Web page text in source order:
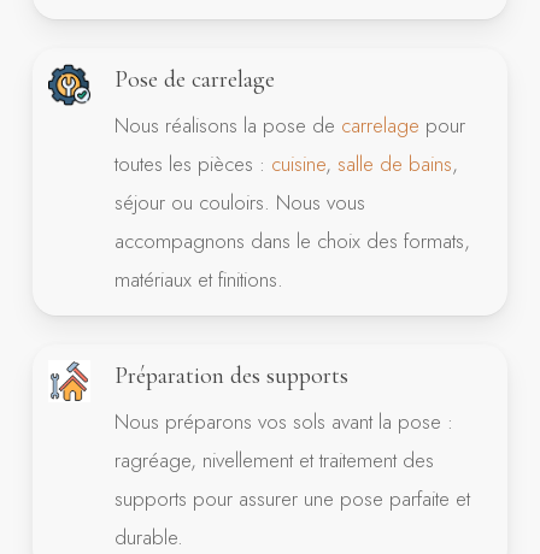
Pose de carrelage
Nous réalisons la pose de carrelage pour
toutes les pièces : cuisine, salle de bains,
séjour ou couloirs. Nous vous
accompagnons dans le choix des formats,
matériaux et finitions.
Préparation des supports
Nous préparons vos sols avant la pose :
ragréage, nivellement et traitement des
supports pour assurer une pose parfaite et
durable.